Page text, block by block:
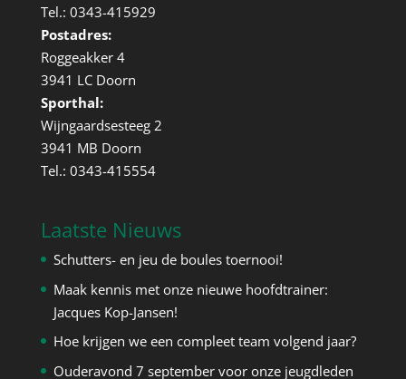
Tel.: 0343-415929
Postadres:
Roggeakker 4
3941 LC Doorn
Sporthal:
Wijngaardsesteeg 2
3941 MB Doorn
Tel.: 0343-415554
Laatste Nieuws
Schutters- en jeu de boules toernooi!
Maak kennis met onze nieuwe hoofdtrainer:
Jacques Kop-Jansen!
Hoe krijgen we een compleet team volgend jaar?
Ouderavond 7 september voor onze jeugdleden